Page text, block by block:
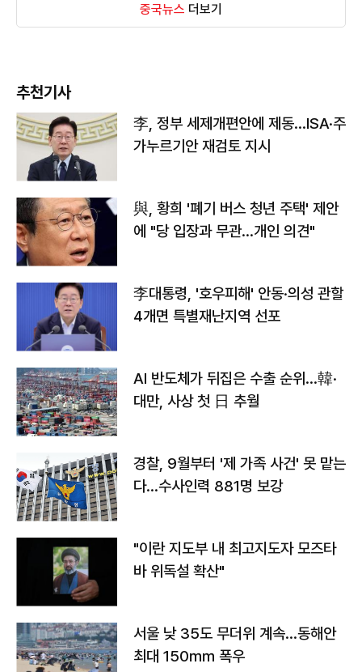
중국뉴스 더보기
추천기사
李, 정부 세제개편안에 제동…ISA·주
가누르기안 재검토 지시
與, 황희 '폐기 버스 청년 주택' 제안
에 "당 입장과 무관…개인 의견"
李대통령, '호우피해' 안동·의성 관할
4개면 특별재난지역 선포
AI 반도체가 뒤집은 수출 순위…韓·
대만, 사상 첫 日 추월
경찰, 9월부터 '제 가족 사건' 못 맡는
다…수사인력 881명 보강
"이란 지도부 내 최고지도자 모즈타
바 위독설 확산"
서울 낮 35도 무더위 계속…동해안
최대 150㎜ 폭우